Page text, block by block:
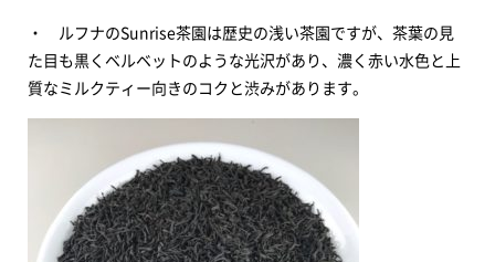
・ ルフナのSunrise茶園は歴史の浅い茶園ですが、茶葉の見
た目も黒くベルベットのような光沢があり、濃く赤い水色と上
質なミルクティー向きのコクと渋みがあります。